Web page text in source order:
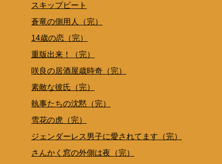
スキップビート
蒼竜の側用人（完）
14歳の恋（完）
重版出来！（完）
咲良の居酒屋歳時奇（完）
素敵な彼氏（完）
執事たちの沈黙（完）
雪花の虎（完）
ジェンダーレス男子に愛されてます（完）
さんかく窓の外側は夜（完）